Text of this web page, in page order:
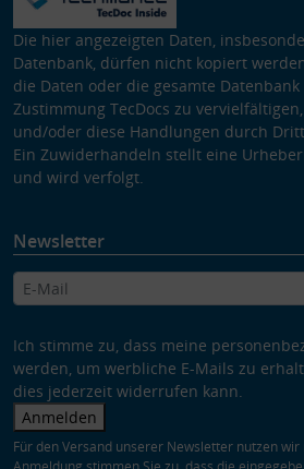
Die hier angezeigten Daten,
Datenbank, dürfen nicht kopiert
die Daten oder die gesamte
Zustimmung TecDocs zu
und/oder diese Handlungen durch
Ein Zuwiderhandeln stellt eine
und wird verfolgt.
Newsletter
Ich stimme zu, dass meine
werden, um werbliche E-Mails zu
dies jederzeit widerrufen kann.
Anmelden
Für den Versand unserer Newsletter nutzen